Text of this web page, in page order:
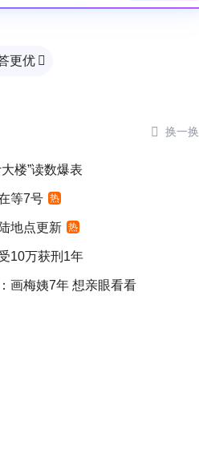
更优 
 换一换
楼”读数爆表
等7号 热
地点更新 热
10万获刑1年
画梅姨7年 想亲眼看看